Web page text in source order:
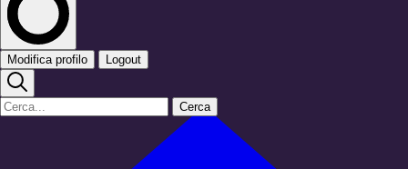
Modifica profilo Logout
Cerca